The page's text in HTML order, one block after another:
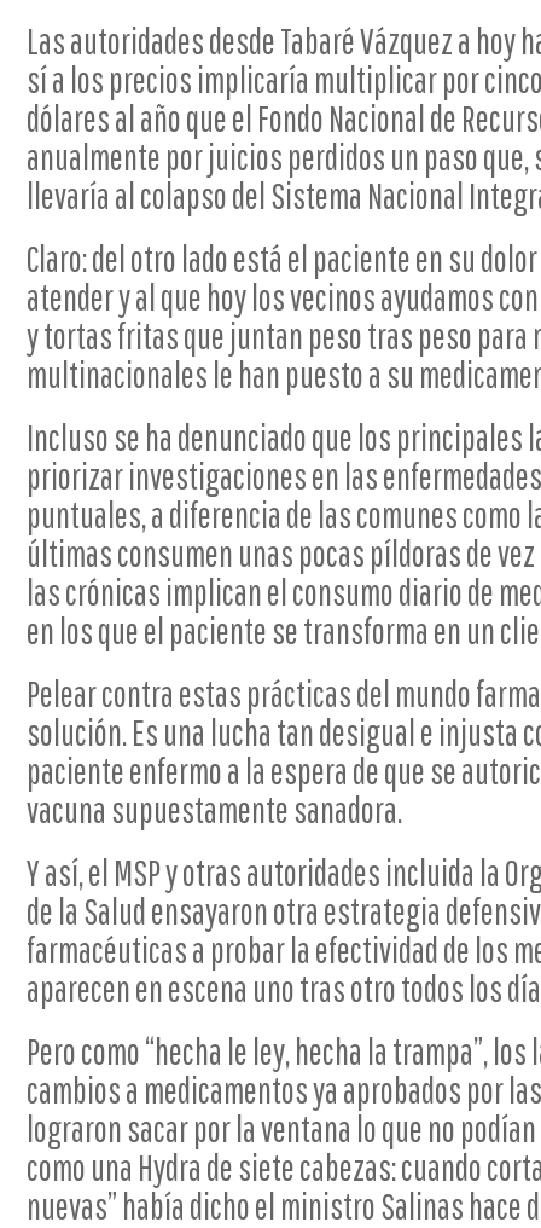
Las autoridades desde Tabaré Vázquez a hoy
sí a los precios implicaría multiplicar por
dólares al año que el Fondo Nacional de
anualmente por juicios perdidos un paso que,
llevaría al colapso del Sistema Nacional
Claro: del otro lado está el paciente en su
atender y al que hoy los vecinos ayudamos
y tortas fritas que juntan peso tras peso para
multinacionales le han puesto a su
Incluso se ha denunciado que los
priorizar investigaciones en las
puntuales, a diferencia de las comunes como
últimas consumen unas pocas píldoras de
las crónicas implican el consumo diario de
en los que el paciente se transforma en un
Pelear contra estas prácticas del mundo
solución. Es una lucha tan desigual e injusta
paciente enfermo a la espera de que se
vacuna supuestamente sanadora.
Y así, el MSP y otras autoridades incluida la
de la Salud ensayaron otra estrategia
farmacéuticas a probar la efectividad de los
aparecen en escena uno tras otro todos los
Pero como “hecha le ley, hecha la trampa”,
cambios a medicamentos ya aprobados por
lograron sacar por la ventana lo que no
como una Hydra de siete cabezas: cuando
nuevas” había dicho el ministro Salinas hace